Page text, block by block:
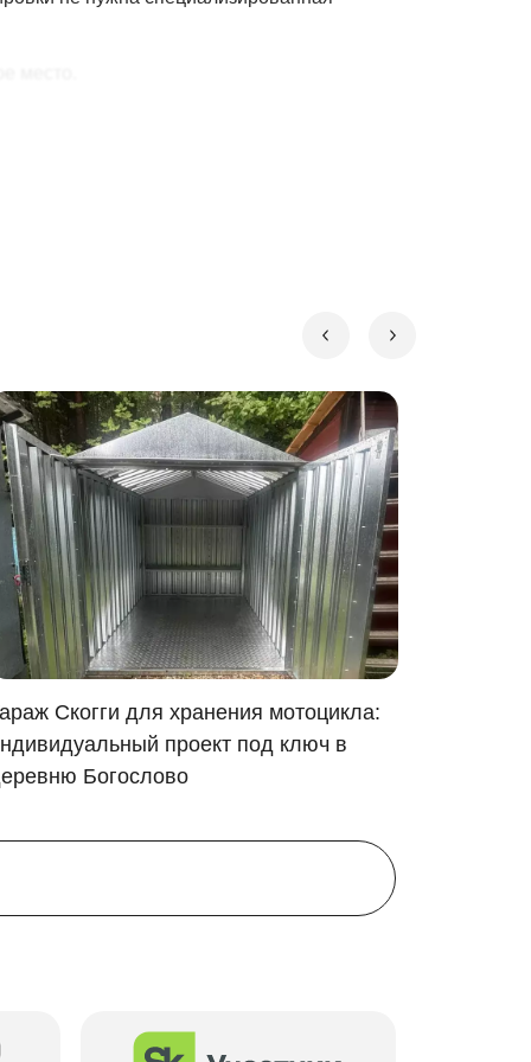
или два мотоцикла. Но еще будет
блоки. Ниже представлена схема
Скогги для хранения мотоцикла:
проект под ключ в
Богослово